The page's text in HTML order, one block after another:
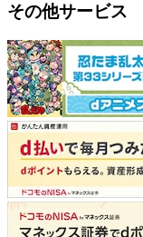
その他サービス